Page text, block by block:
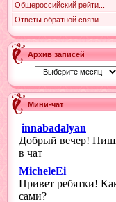
Общероссийский рейти...
Ответы обратной связи
Архив записей
Мини-чат